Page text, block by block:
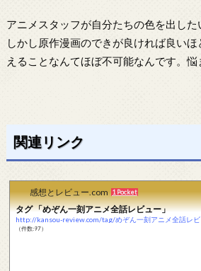
アニメスタッフが自分たちの色を出した
しかし原作漫画のできが良ければ良い
えることなんてほぼ不可能なんです。悩
関連リンク
感想とレビュー.com 1 Pocket
タグ 「めぞん一刻アニメ全話レビュー」
http://kansou-review.com/tag/めぞん一刻アニメ全話レビ
（件数:97）